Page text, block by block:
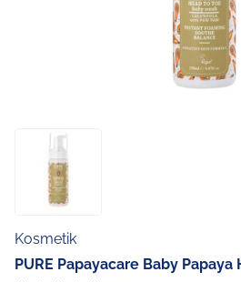
Kosmetik
PURE Papayacare Baby Papaya